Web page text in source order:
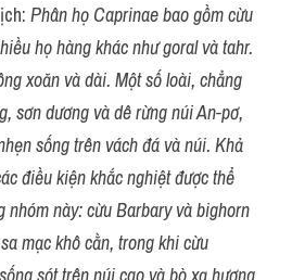
Phân họ Caprinae bao gồm cừu
họ hàng khác như goral và tahr.
xoăn và dài. Một số loài, chẳng
sơn dương và dê rừng núi An-pơ,
sống trên vách đá và núi. Khả
điều kiện khắc nghiệt được thể
nhóm này: cừu Barbary và bighorn
mạc khô cằn, trong khi cừu